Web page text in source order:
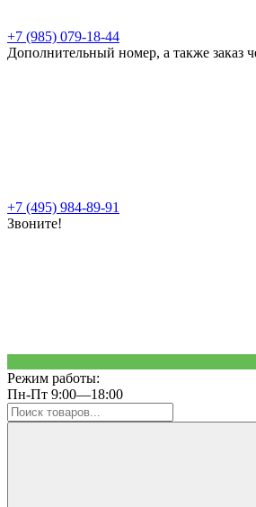
+7 (985) 079-18-44
Дополнительный номер, а также заказ
+7 (495) 984-89-91
Звоните!
Режим работы:
Пн-Пт 9:00—18:00